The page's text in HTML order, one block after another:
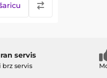
servis
servis